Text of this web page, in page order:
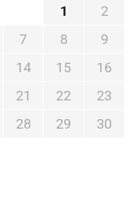
1
2
7 8
9
14 15
16
21 22
23
28 29
30